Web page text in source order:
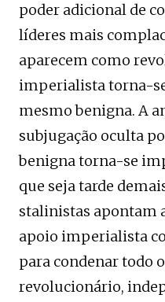
poder adicional de
líderes mais
aparecem como
imperialista torna-
mesmo benigna. A
subjugação oculta
benigna torna-se
que seja tarde
stalinistas apontam
apoio imperialista
para condenar todo
revolucionário,